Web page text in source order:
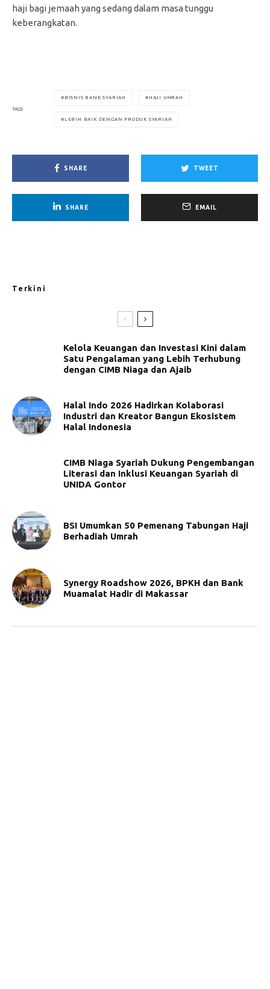
haji bagi jemaah yang sedang dalam masa tunggu
keberangkatan.
TAGS
BISNIS BANK SYARIAH HAJI UMRAH
LEBIH BAIK DENGAN PRODUK SYARIAH
SHARE TWEET
SHARE EMAIL
Terkini
Kelola Keuangan dan Investasi Kini dalam
Satu Pengalaman yang Lebih Terhubung
dengan CIMB Niaga dan Ajaib
Halal Indo 2026 Hadirkan Kolaborasi
Industri dan Kreator Bangun Ekosistem
Halal Indonesia
CIMB Niaga Syariah Dukung Pengembangan
Literasi dan Inklusi Keuangan Syariah di
UNIDA Gontor
BSI Umumkan 50 Pemenang Tabungan Haji
Berhadiah Umrah
Synergy Roadshow 2026, BPKH dan Bank
Muamalat Hadir di Makassar